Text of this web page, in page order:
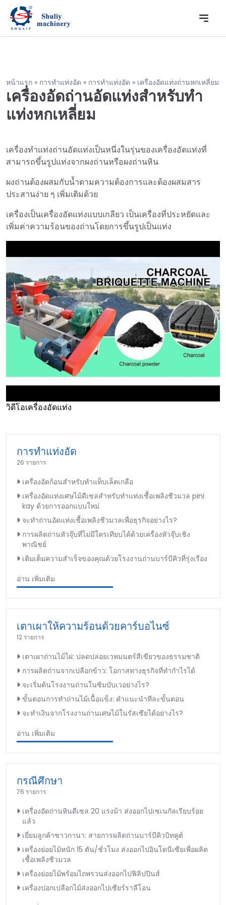
หน้าแรก » การทำแท่งอัด » การทำแท่งอัด » เครื่องอัดแท่งถ่านหกเหลี่ยม
เครื่องอัดถ่านอัดแท่งสำหรับทำ
แท่งหกเหลี่ยม
เครื่องทำแท่งถ่านอัดแท่งเป็นหนึ่งในรุ่นของเครื่องอัดแท่งที่
สามารถขึ้นรูปแท่งจากผงถ่านหรือผงถ่านหิน
ผงถ่านต้องผสมกับน้ำตามความต้องการและต้องผสมสาร
ประสานง่าย ๆ เพิ่มเติมด้วย
เครื่องเป็นเครื่องอัดแท่งแบบเกลียว เป็นเครื่องที่ประหยัดและ
เพิ่มค่าความร้อนของถ่านโดยการขึ้นรูปเป็นแท่ง
วิดีโอเครื่องอัดแท่ง
การทำแท่งอัด
26 รายการ
เครื่องอัดก้อนสำหรับทำแท็บเล็ตเกลือ
เครื่องอัดแท่งเศษไม้ดีเซลสำหรับทำแท่งเชื้อเพลิงชีวมวล pini
kay ด้วยการออกแบบใหม่
จะทำถ่านอัดแท่งเชื้อเพลิงชีวมวลเพื่อธุรกิจอย่างไร?
การผลิตถ่านหัวจุ๊บที่ไม่มีใครเทียบได้ด้วยเครื่องหัวจุ๊บเชิง
พาณิชย์
เติมเต็มความสำเร็จของคุณด้วยโรงงานถ่านบาร์บีคิวที่รุ่งเรือง
อ่าน เพิ่มเติม
เตาเผาให้ความร้อนด้วยคาร์บอไนซ์
12 รายการ
เตาเผาถ่านไม้ไผ่: ปลดปล่อยเวทมนตร์สีเขียวของธรรมชาติ
การผลิตถ่านจากเปลือกข้าว: โอกาสทางธุรกิจที่ทำกำไรได้
จะเริ่มต้นโรงงานถ่านในซิมบับเวอย่างไร?
ขั้นตอนการทำถ่านไม้เนื้อแข็ง: คำแนะนำทีละขั้นตอน
จะทำเงินจากโรงงานถ่านเศษไม้ในรัสเซียได้อย่างไร?
อ่าน เพิ่มเติม
กรณีศึกษา
76 รายการ
เครื่องอัดถ่านหินดีเซล 20 แรงม้า ส่งออกไปเซเนกัลเรียบร้อย
แล้ว
เยี่ยมลูกค้าชาวกานา: สายการผลิตถ่านบาร์บีคิวบิทคูต์
เครื่องย่อยไม้หนัก 15 ตัน/ชั่วโมง ส่งออกไปอินโดนีเซียเพื่อผลิต
เชื้อเพลิงชีวมวล
เครื่องย่อยไม้พร้อมไถพรวนส่งออกไปฟิลิปปินส์
เครื่องปอกเปลือกไม้ส่งออกไปเซียร์ราลีโอน